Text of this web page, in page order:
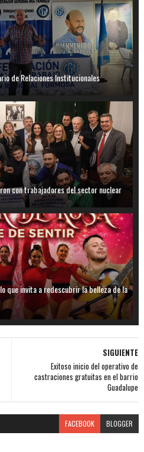
de Relaciones Institucionales
con trabajadores del sector nuclear
que invita a redescubrir la belleza de la
SIGUIENTE
Exitoso inicio del operativo de
castraciones gratuitas en el barrio
Guadalupe
FACEBOOK BLOGGER